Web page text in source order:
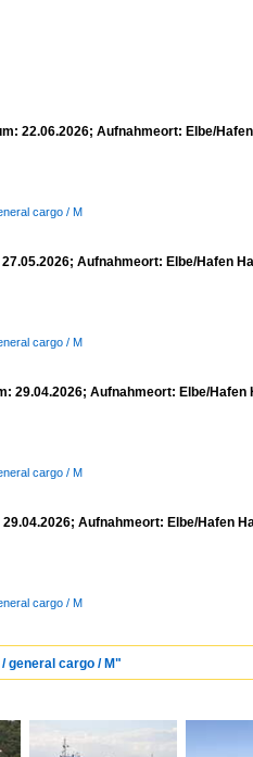
22.06.2026; Aufnahmeort: Elbe/
cargo / M
Aufnahmeort: Elbe/Hafen
cargo / M
29.04.2026; Aufnahmeort: Elbe/Hafen
cargo / M
Aufnahmeort: Elbe/Hafen
cargo / M
general cargo / M"